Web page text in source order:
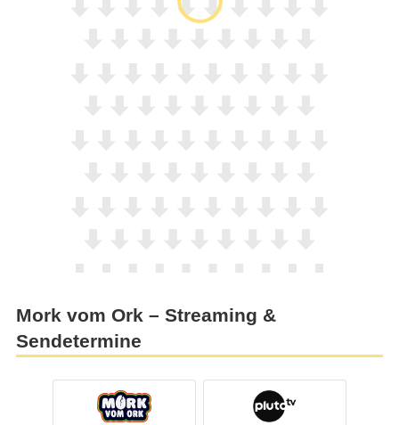
Mork vom Ork – Streaming &
Sendetermine